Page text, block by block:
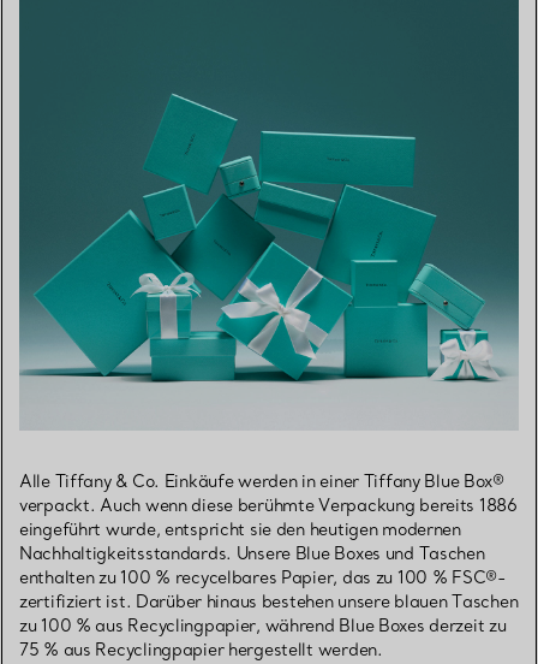
Alle Tiffany & Co. Einkäufe werden in einer Tiffany Blue Box®
verpackt. Auch wenn diese berühmte Verpackung bereits 1886
eingeführt wurde, entspricht sie den heutigen modernen
Nachhaltigkeitsstandards. Unsere Blue Boxes und Taschen
enthalten zu 100 % recycelbares Papier, das zu 100 % FSC®-
zertifiziert ist. Darüber hinaus bestehen unsere blauen Taschen
zu 100 % aus Recyclingpapier, während Blue Boxes derzeit zu
75 % aus Recyclingpapier hergestellt werden.